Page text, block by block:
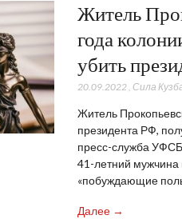
Житель
года
убить
20.09.2022, Сила
Житель
президента РФ,
пресс-служба УФСБ
41-летний мужчина
«побуждающие
Далее →